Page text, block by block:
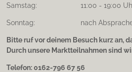
Samstag: 11:00 - 19:00
Sonntag: nach
Bitte ruf vor deinem Besuch kurz an,
Durch unsere Marktteilnahmen sind
Telefon: 0162-796 67 56